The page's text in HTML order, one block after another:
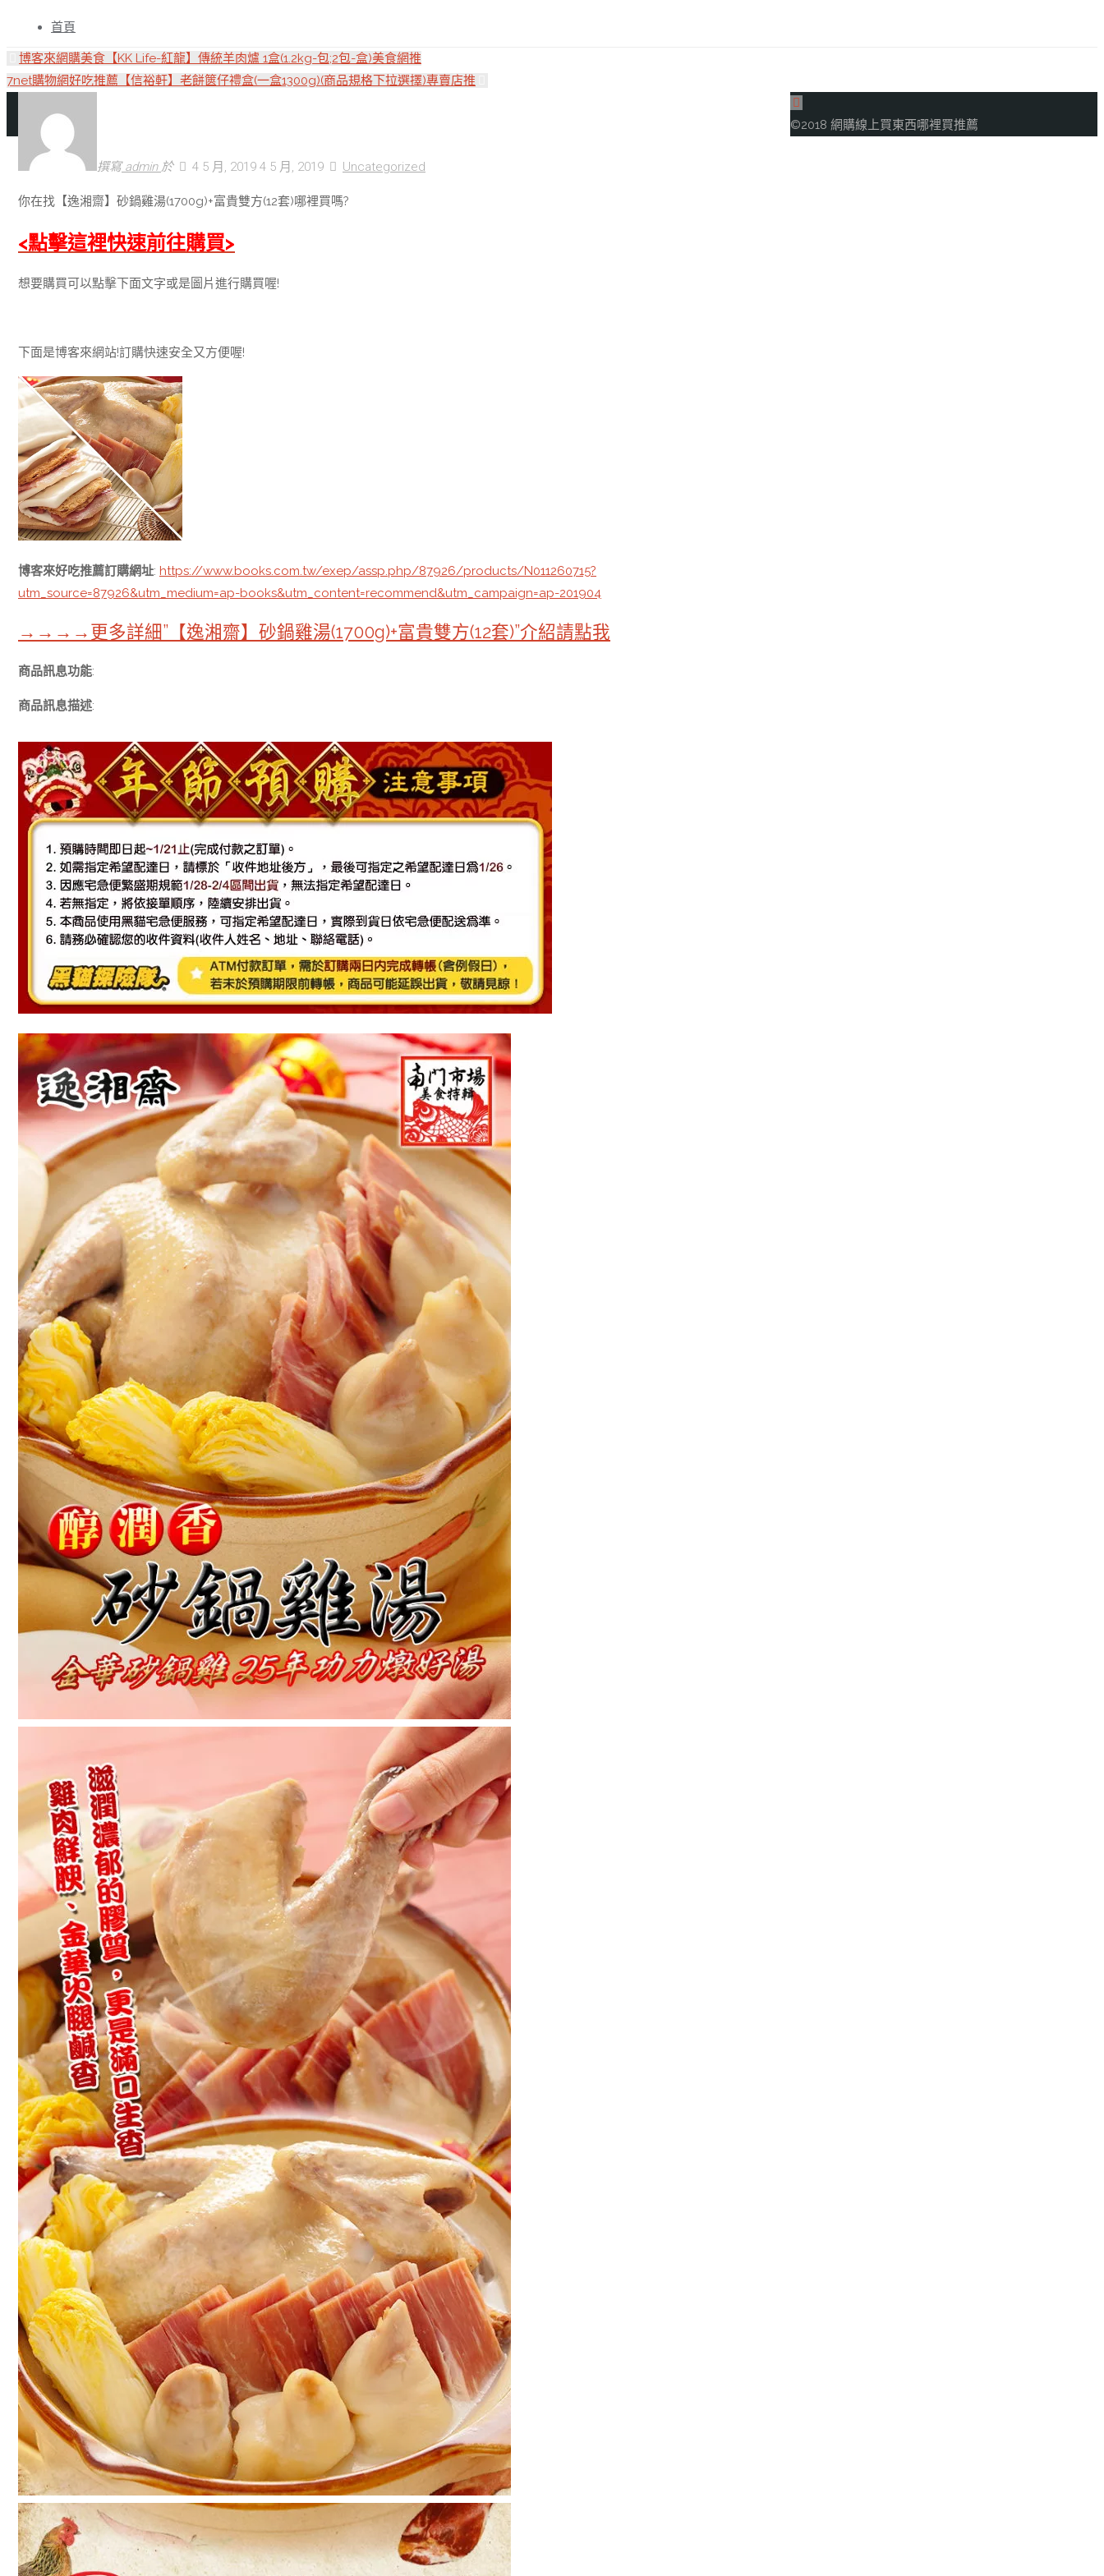
內
容
首頁
博客來網購美食【KK Life-紅龍】傳統羊肉爐 1盒(1.2kg-包;2包-盒)美食網推
7net購物網好吃推薦【信裕軒】老餅篋仔禮盒(一盒1300g)(商品規格下拉選擇)專賣店推
撰寫 admin 於 4 5 月, 2019 4 5 月, 2019 Uncategorized
你在找【逸湘齋】砂鍋雞湯(1700g)+富貴雙方(12套)哪裡買嗎?
<點擊這裡快速前往購買>
想要購買可以點擊下面文字或是圖片進行購買喔!
下面是博客來網站!訂購快速安全又方便喔!
博客來好吃推薦訂購網址: https://www.books.com.tw/exep/assp.php/87926/products/N011260715?
utm_source=87926&utm_medium=ap-books&utm_content=recommend&utm_campaign=ap-201904
→→→→更多詳細”【逸湘齋】砂鍋雞湯(1700g)+富貴雙方(12套)”介紹請點我
商品訊息功能:
商品訊息描述:
回
到
©2018 網購線上買東西哪裡買推薦